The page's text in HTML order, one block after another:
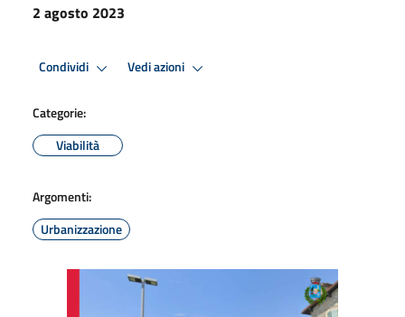
2 agosto 2023
Condividi Vedi azioni
Categorie:
Viabilità
Argomenti:
Urbanizzazione